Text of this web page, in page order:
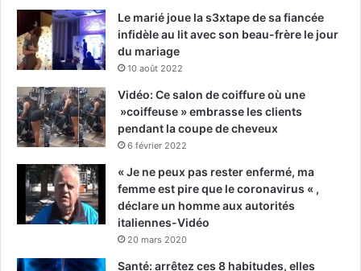
Le marié joue la s3xtape de sa fiancée
infidèle au lit avec son beau-frère le jour
du mariage
10 août 2022
Vidéo: Ce salon de coiffure où une
»coiffeuse » embrasse les clients
pendant la coupe de cheveux
6 février 2022
« Je ne peux pas rester enfermé, ma
femme est pire que le coronavirus « ,
déclare un homme aux autorités
italiennes-Vidéo
20 mars 2020
Santé: arrêtez ces 8 habitudes, elles